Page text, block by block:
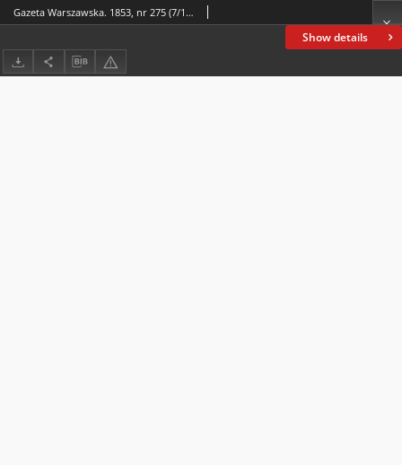
Show details
Gazeta Warszawska. 1853, nr 275 (7/19 X)